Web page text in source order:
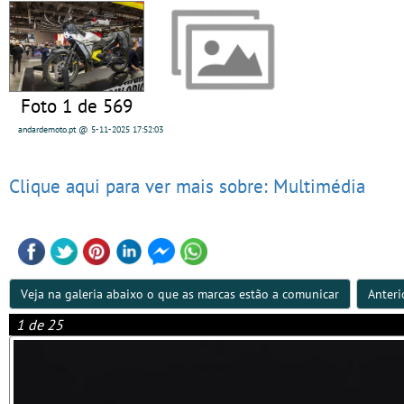
Foto 1 de 569
andardemoto.pt @ 5-11-2025 17:52:03
Clique aqui para ver mais sobre: Multimédia
Veja na galeria abaixo o que as marcas estão a comunicar
1 de 25